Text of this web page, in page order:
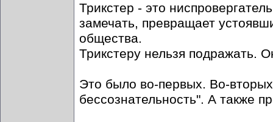
Трикстер - это
замечать, превращает
общества.
Трикстеру нельзя подражать.
Это было во-первых. Во-вторых
бессознательность". А также